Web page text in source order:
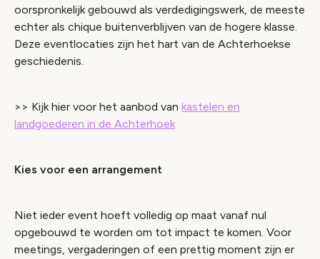
oorspronkelijk gebouwd als verdedigingswerk, de meeste
echter als chique buitenverblijven van de hogere klasse.
Deze eventlocaties zijn het hart van de Achterhoekse
geschiedenis.
>> Kijk hier voor het aanbod van kastelen en
landgoederen in de Achterhoek
Kies voor een arrangement
Niet ieder event hoeft volledig op maat vanaf nul
opgebouwd te worden om tot impact te komen. Voor
meetings, vergaderingen of een prettig moment zijn er